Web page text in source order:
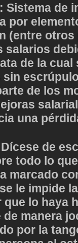
Sistema de
por
(entre
salarios
de la
de los
una
Dícese de
todo lo
marcado
le impide
lo haya
manera
por la